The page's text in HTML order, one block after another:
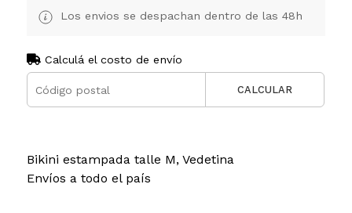
Los envios se despachan dentro de las 48h
Calculá el costo de envío
CALCULAR
Bikini estampada talle M, Vedetina
Envíos a todo el país